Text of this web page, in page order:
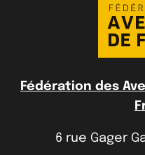
Fédération des
6 rue Gager